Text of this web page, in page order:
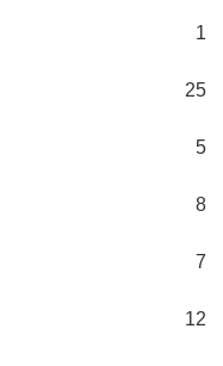
1
25
5
8
7
12